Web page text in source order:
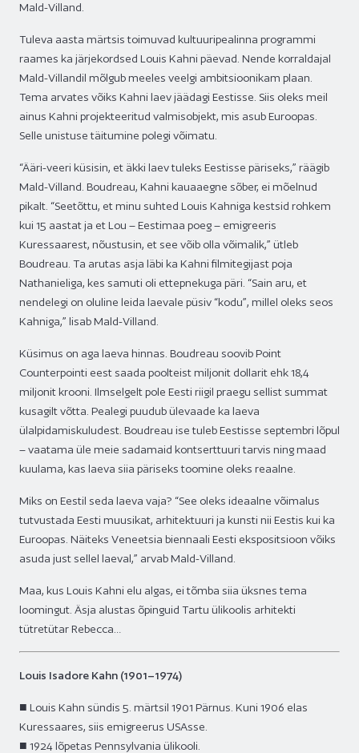
Mald-Villand.
Tuleva aasta märtsis toimuvad kultuuripealinna programmi
raames ka järjekordsed Louis Kahni päevad. Nende korraldajal
Mald-Villandil mõlgub meeles veelgi ambitsioonikam plaan.
Tema arvates võiks Kahni laev jäädagi Eestisse. Siis oleks meil
ainus Kahni projekteeritud valmisobjekt, mis asub Euroopas.
Selle unistuse täitumine polegi võimatu.
“Ääri-veeri küsisin, et äkki laev tuleks Eestisse päriseks,” räägib
Mald-Villand. Boudreau, Kahni kauaaegne sõber, ei mõelnud
pikalt. “Seetõttu, et minu suhted Louis Kahniga kestsid rohkem
kui 15 aastat ja et Lou – Eestimaa poeg – emigreeris
Kuressaarest, nõustusin, et see võib olla võimalik,” ütleb
Boudreau. Ta arutas asja läbi ka Kahni filmitegijast poja
Nathanieliga, kes samuti oli ettepnekuga päri. “Sain aru, et
nendelegi on oluline leida laevale püsiv “kodu”, millel oleks seos
Kahniga,” lisab Mald-Villand.
Küsimus on aga laeva hinnas. Boudreau soovib Point
Counterpointi eest saada poolteist miljonit dollarit ehk 18,4
miljonit krooni. Ilmselgelt pole Eesti riigil praegu sellist summat
kusagilt võtta. Pealegi puudub ülevaade ka laeva
ülalpidamiskuludest. Boudreau ise tuleb Eestisse septembri lõpul
– vaatama üle meie sadamaid kontserttuuri tarvis ning maad
kuulama, kas laeva siia päriseks toomine oleks reaalne.
Miks on Eestil seda laeva vaja? “See oleks ideaalne võimalus
tutvustada Eesti muusikat, arhitektuuri ja kunsti nii Eestis kui ka
Euroopas. Näiteks Veneetsia biennaali Eesti ekspositsioon võiks
asuda just sellel laeval,” arvab Mald-Villand.
Maa, kus Louis Kahni elu algas, ei tõmba siia üksnes tema
loomingut. Äsja alustas õpinguid Tartu ülikoolis arhitekti
tütretütar Rebecca…
Louis Isadore Kahn (1901–1974)
■ Louis Kahn sündis 5. märtsil 1901 Pärnus. Kuni 1906 elas
Kuressaares, siis emigreerus USAsse.
■ 1924 lõpetas Pennsylvania ülikooli.